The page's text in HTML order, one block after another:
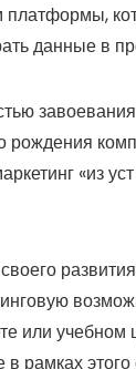
данные в
рождения
«из
или учебном
рамках этого